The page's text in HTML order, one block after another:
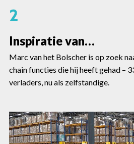
2
Inspiratie van…
Marc van het Bolscher is op zoek
chain functies die hij heeft gehad –
verladers, nu als zelfstandige.